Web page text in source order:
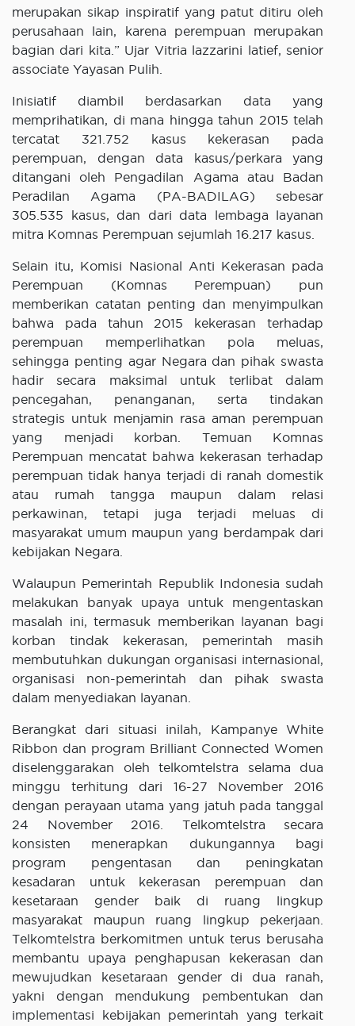
merupakan sikap inspiratif yang patut ditiru oleh
perusahaan lain, karena perempuan merupakan
bagian dari kita.” Ujar Vitria lazzarini latief, senior
associate Yayasan Pulih.
Inisiatif diambil berdasarkan data yang
memprihatikan, di mana hingga tahun 2015 telah
tercatat 321.752 kasus kekerasan pada
perempuan, dengan data kasus/perkara yang
ditangani oleh Pengadilan Agama atau Badan
Peradilan Agama (PA-BADILAG) sebesar
305.535 kasus, dan dari data lembaga layanan
mitra Komnas Perempuan sejumlah 16.217 kasus.
Selain itu, Komisi Nasional Anti Kekerasan pada
Perempuan (Komnas Perempuan) pun
memberikan catatan penting dan menyimpulkan
bahwa pada tahun 2015 kekerasan terhadap
perempuan memperlihatkan pola meluas,
sehingga penting agar Negara dan pihak swasta
hadir secara maksimal untuk terlibat dalam
pencegahan, penanganan, serta tindakan
strategis untuk menjamin rasa aman perempuan
yang menjadi korban. Temuan Komnas
Perempuan mencatat bahwa kekerasan terhadap
perempuan tidak hanya terjadi di ranah domestik
atau rumah tangga maupun dalam relasi
perkawinan, tetapi juga terjadi meluas di
masyarakat umum maupun yang berdampak dari
kebijakan Negara.
Walaupun Pemerintah Republik Indonesia sudah
melakukan banyak upaya untuk mengentaskan
masalah ini, termasuk memberikan layanan bagi
korban tindak kekerasan, pemerintah masih
membutuhkan dukungan organisasi internasional,
organisasi non-pemerintah dan pihak swasta
dalam menyediakan layanan.
Berangkat dari situasi inilah, Kampanye White
Ribbon dan program Brilliant Connected Women
diselenggarakan oleh telkomtelstra selama dua
minggu terhitung dari 16-27 November 2016
dengan perayaan utama yang jatuh pada tanggal
24 November 2016. Telkomtelstra secara
konsisten menerapkan dukungannya bagi
program pengentasan dan peningkatan
kesadaran untuk kekerasan perempuan dan
kesetaraan gender baik di ruang lingkup
masyarakat maupun ruang lingkup pekerjaan.
Telkomtelstra berkomitmen untuk terus berusaha
membantu upaya penghapusan kekerasan dan
mewujudkan kesetaraan gender di dua ranah,
yakni dengan mendukung pembentukan dan
implementasi kebijakan pemerintah yang terkait